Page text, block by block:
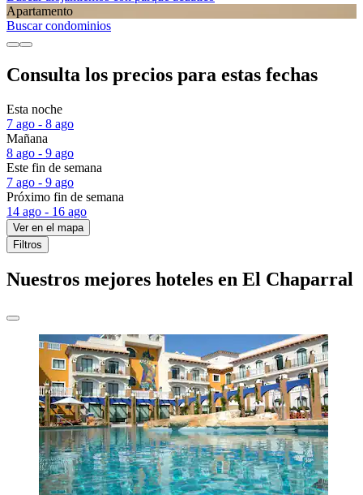
Apartamento
Buscar condominios
Consulta los precios para estas fechas
Esta noche
7 ago - 8 ago
Mañana
8 ago - 9 ago
Este fin de semana
7 ago - 9 ago
Próximo fin de semana
14 ago - 16 ago
Ver en el mapa
Filtros
Nuestros mejores hoteles en El Chaparral